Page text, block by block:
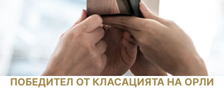
ПОБЕДИТЕЛ ОТ КЛАСАЦИЯТА НА ОРЛИ